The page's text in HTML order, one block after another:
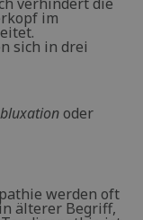
im
sich in drei
oder
werden oft
älterer Begriff,